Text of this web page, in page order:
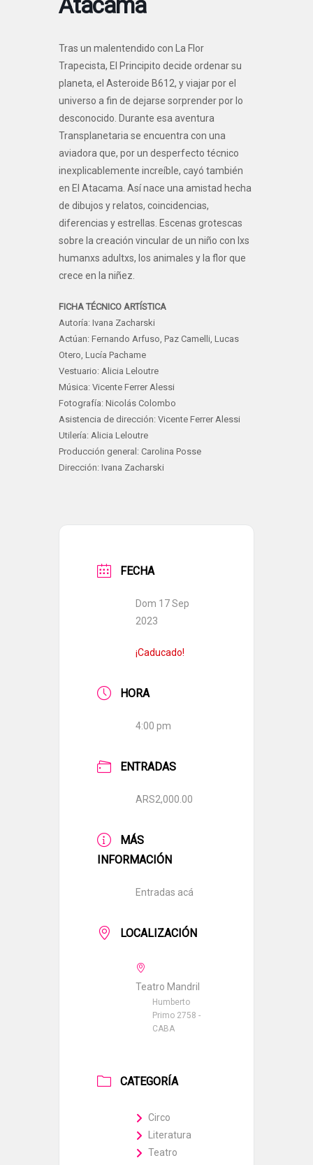
Tras un malentendido con La Flor
Trapecista, El Principito decide ordenar su
planeta, el Asteroide B612, y viajar por el
universo a fin de dejarse sorprender por lo
desconocido. Durante esa aventura
Transplanetaria se encuentra con una
aviadora que, por un desperfecto técnico
inexplicablemente increíble, cayó también
en El Atacama. Así nace una amistad hecha
de dibujos y relatos, coincidencias,
diferencias y estrellas. Escenas grotescas
sobre la creación vincular de un niño con lxs
humanxs adultxs, los animales y la flor que
crece en la niñez.
FICHA TÉCNICO ARTÍSTICA
Autoría: Ivana Zacharski
Actúan: Fernando Arfuso, Paz Camelli, Lucas
Otero, Lucía Pachame
Vestuario: Alicia Leloutre
Música: Vicente Ferrer Alessi
Fotografía: Nicolás Colombo
Asistencia de dirección: Vicente Ferrer Alessi
Utilería: Alicia Leloutre
Producción general: Carolina Posse
Dirección: Ivana Zacharski
FECHA
Dom 17 Sep
2023
¡Caducado!
HORA
4:00 pm
ENTRADAS
ARS2,000.00
MÁS
INFORMACIÓN
Entradas acá
LOCALIZACIÓN
Teatro Mandril
Humberto
Primo 2758 -
CABA
CATEGORÍA
Circo
Literatura
Teatro